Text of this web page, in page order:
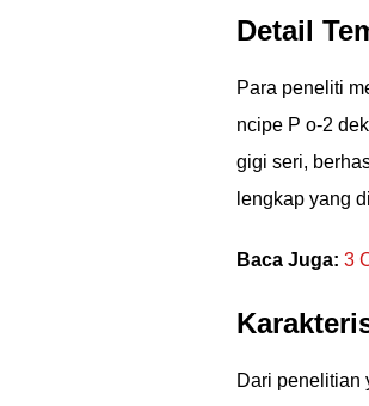
Detail
Para peneliti
ncipe P o-2
gigi seri,
lengkap yang
Baca Juga: 3
Dari penelitian